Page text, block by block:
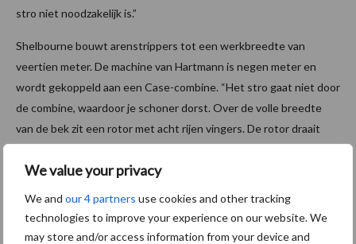
We value your privacy
We and our 4 partners use cookies and other tracking
technologies to improve your experience on our website. We
may store and/or access information from your device and
stro niet noodzakelijk is.”
Shelbourne bouwt arenstrippers tot een werkbreedte van
veertien meter. De machine van Hartmann is negen meter en
wordt gekoppeld aan een Case-combine. “Het stro gaat niet door
de combine, waardoor je schoner dorst. Over de volle breedte
van de bek zit een rotor met acht rijen vingers. De rotor draait
snelle rotatie en de vingers treedt er tegelijk een zuigend effect
en naar binnen gezogen. Met een vijzel gaat het naar het
middelpunt van de combine waar de schoning plaatsvindt.”